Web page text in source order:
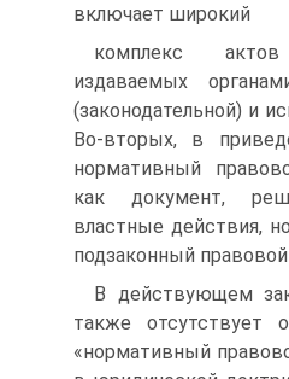
включает широкий
комплекс актов
издаваемых
(законодательной) и
Во-вторых, в
нормативный
как документ,
властные действия,
подзаконный правовой
В действующем
также отсутствует
«нормативный